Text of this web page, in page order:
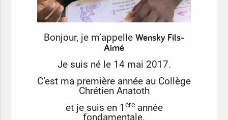
Bonjour, je m’appelle Wensky Fils-
Aimé
Je suis né le 14 mai 2017.
C’est ma première année au Collège
Chrétien Anatoth
et je suis en 1 èreannée
fondamentale.